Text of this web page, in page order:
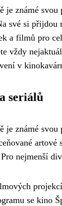
je známé
své si přijdou
a filmů pro
vždy
v
seriálů
je známé
nejmenší
se kino